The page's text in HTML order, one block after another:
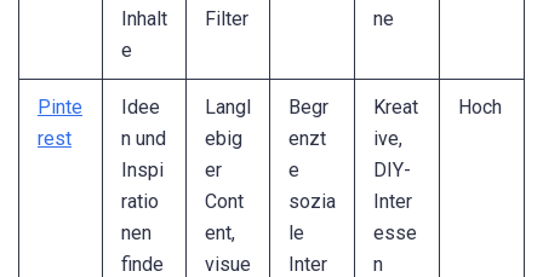
Inhalt
e
Filter
ne
Pinte
rest
Idee
n und
Inspi
ratio
nen
finde
Langl
ebig
er
Cont
ent,
visue
Begr
enzt
e
sozia
le
Inter
Kreat
ive,
DIY-
Inter
esse
n
Hoch